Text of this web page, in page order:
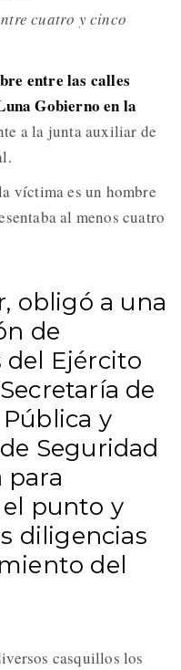
cuatro y cinco
entre las calles
Gobierno en la
a la junta auxiliar de
víctima es un hombre
al menos cuatro
obligó a una
de
Ejército
de
y
Seguridad
para
punto y
diligencias
del
casquillos los